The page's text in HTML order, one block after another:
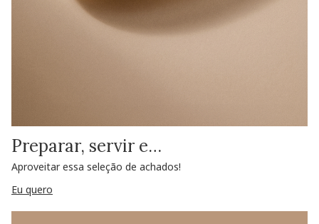
Preparar, servir e…
Aproveitar essa seleção de achados!
Eu quero